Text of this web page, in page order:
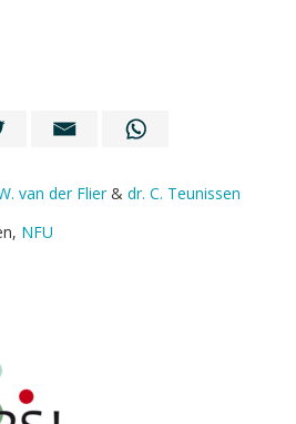
van der Flier& dr. C. Teunissen
NFU